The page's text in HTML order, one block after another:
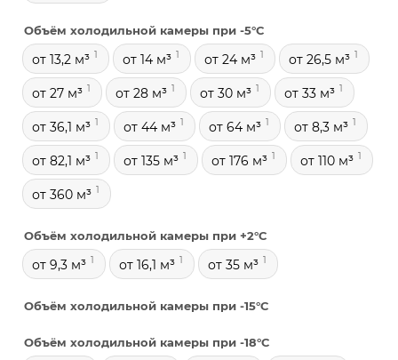
Объём холодильной камеры при -5°С
от 13,2 м³ 1 от 14 м³ 1 от 24 м³ 1 от 26,5 м³ 1
от 27 м³ 1 от 28 м³ 1 от 30 м³ 1 от 33 м³ 1
от 36,1 м³ 1 от 44 м³ 1 от 64 м³ 1 от 8,3 м³ 1
от 82,1 м³ 1 от 135 м³ 1 от 176 м³ 1 от 110 м³ 1
от 360 м³ 1
Объём холодильной камеры при +2°С
от 9,3 м³ 1 от 16,1 м³ 1 от 35 м³ 1
Объём холодильной камеры при -15°С
Объём холодильной камеры при -18°С